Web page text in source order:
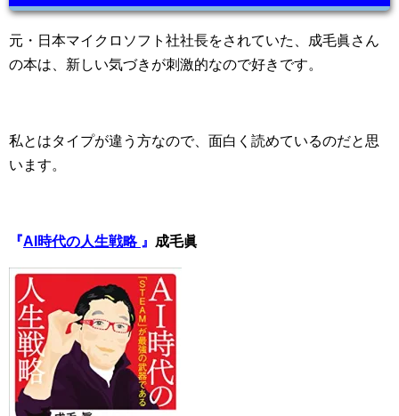
元・日本マイクロソフト社社長をされていた、成毛眞さん
の本は、新しい気づきが刺激的なので好きです。
私とはタイプが違う方なので、面白く読めているのだと思
います。
『AI時代の人生戦略 』 成毛眞